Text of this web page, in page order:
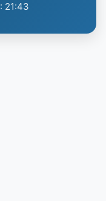
: 21:43